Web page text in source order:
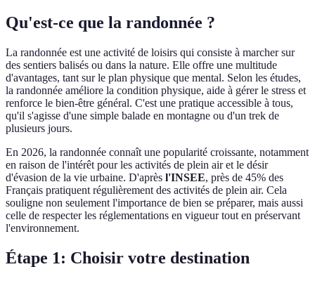
Qu'est-ce que la randonnée ?
La randonnée est une activité de loisirs qui consiste à marcher sur
des sentiers balisés ou dans la nature. Elle offre une multitude
d'avantages, tant sur le plan physique que mental. Selon les études,
la randonnée améliore la condition physique, aide à gérer le stress et
renforce le bien-être général. C'est une pratique accessible à tous,
qu'il s'agisse d'une simple balade en montagne ou d'un trek de
plusieurs jours.
En 2026, la randonnée connaît une popularité croissante, notamment
en raison de l'intérêt pour les activités de plein air et le désir
d'évasion de la vie urbaine. D'après l'INSEE, près de 45% des
Français pratiquent régulièrement des activités de plein air. Cela
souligne non seulement l'importance de bien se préparer, mais aussi
celle de respecter les réglementations en vigueur tout en préservant
l'environnement.
Étape 1: Choisir votre destination